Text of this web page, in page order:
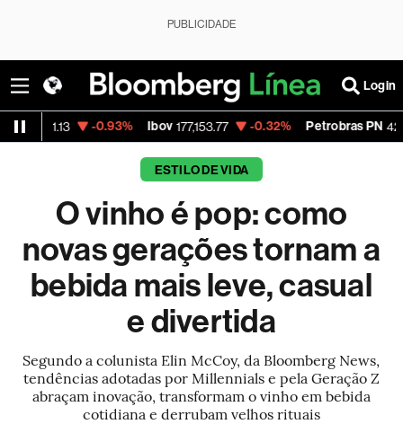
PUBLICIDADE
Login
-0.93% Ibov 177,153.77 -0.32% Petrobras PN 42.21
ESTILO DE VIDA
O vinho é pop: como
novas gerações tornam a
bebida mais leve, casual
e divertida
Segundo a colunista Elin McCoy, da Bloomberg News,
tendências adotadas por Millennials e pela Geração Z
abraçam inovação, transformam o vinho em bebida
cotidiana e derrubam velhos rituais